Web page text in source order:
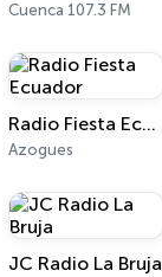
Cuenca 107.3 FM
Radio Fiesta Ecuador
Azogues
JC Radio La Bruja